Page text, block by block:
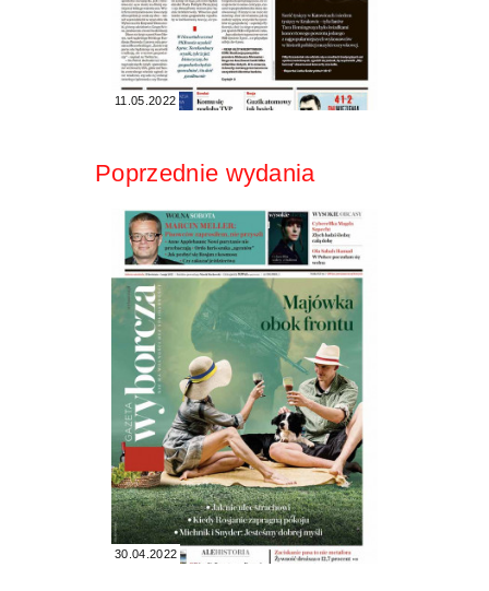
11.05.2022
Poprzednie wydania
30.04.2022